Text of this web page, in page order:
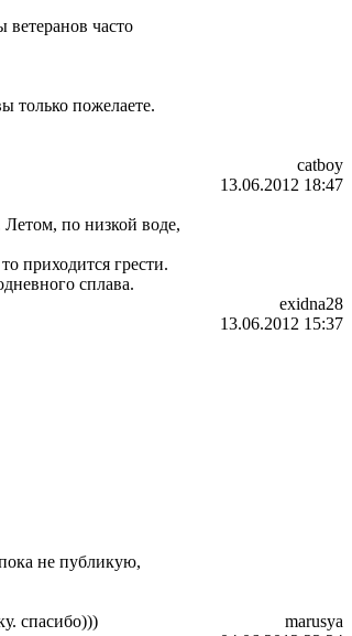
часто
только пожелаете.
Летом, по низкой воде,
приходится грести.
сплава.
catboy
13.06.2012 18:47
не публикую,
exidna28
13.06.2012 15:37
спасибо)))
marusya